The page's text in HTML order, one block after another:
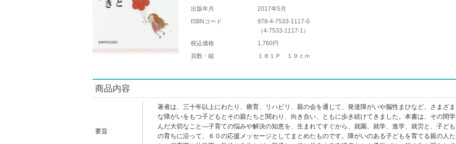
出版年月
2017年5月
ISBNコード
978-4-7533-1117-0
（4-7533-1117-1 ）
税込価格
1,760円
頁数・縦
１８１Ｐ １９ｃｍ
商品内容
要旨
著者は、三十年以上にわたり、療育、リハビリ、親の会を通じて、発達障がいや脳性まひなど、さまざま
な障がいをもつ子どもとその親たちと関わり、向き合い、ともに歩き続けてきました。本書は、その間学
んだ大切なこと―子育ての悩みや解決の知恵を、生まれてすぐから、就園、就学、進学、就労と、子ども
の育ちに沿って、６０の応援メッセージとしてまとめたものです。障がいのある子どもを育てる親の人た